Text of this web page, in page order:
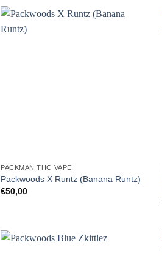
PACKMAN THC VAPE
Packwoods X Runtz (Banana Runtz)
€50,00